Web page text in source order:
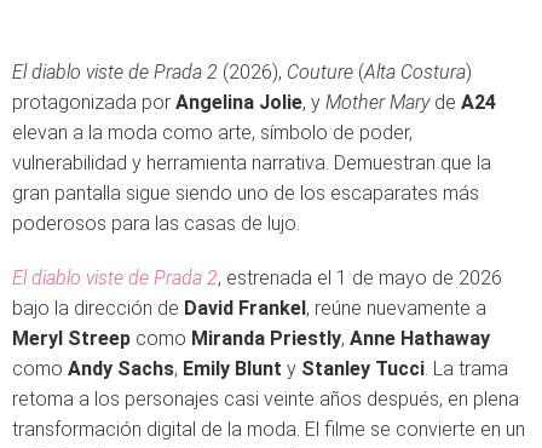
El diablo viste de Prada 2 (2026), Couture (Alta Costura)
protagonizada por Angelina Jolie, y Mother Maryde A24
elevan a la moda como arte, símbolo de poder,
vulnerabilidad y herramienta narrativa. Demuestran que la
gran pantalla sigue siendo uno de los escaparates más
poderosos para las casas de lujo.
El diablo viste de Prada 2, estrenada el 1 de mayo de 2026
bajo la dirección de David Frankel, reúne nuevamente a
Meryl Streep como Miranda Priestly, Anne Hathaway
como Andy Sachs, Emily Blunt y Stanley Tucci. La trama
retoma a los personajes casi veinte años después, en plena
transformación digital de la moda. El filme se convierte en un